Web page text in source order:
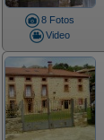
8 Fotos
Video